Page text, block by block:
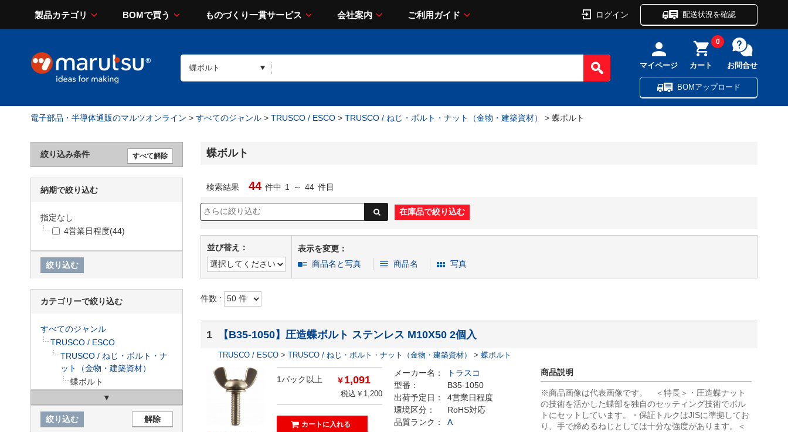
製品カテゴリ BOMで買う ものづくり一貫サービス 会社案内 ご利用ガイド ログイン 配送状況を確認
マイページ カート
0
お問合せ
BOMアップロード
電子部品・半導体通販のマルツオンライン > すべてのジャンル > TRUSCO / ESCO > TRUSCO / ねじ・ボルト・ナット（金物・建築資材） > 蝶ボルト
蝶ボルト
検索結果 44 件中 1 ～ 44 件目
並び替え：
表示を変更：
商品名と写真
商品名 写真
件数 :
1 【B35-1050】圧造蝶ボルト ステンレス M10X50 2個入
TRUSCO / ESCO > TRUSCO / ねじ・ボルト・ナット（金物・建築資材） > 蝶ボルト
1パック以上 ￥1,091
税込￥1,200
メーカー名：
トラスコ
型番：
B35-1050
出荷予定日：
4営業日程度
環境区分：
RoHS対応
品質ランク：
A
商品説明
※商品画像は代表画像です。 ＜特長＞・圧造蝶ナット
の技術を活かした蝶部を独自のセッティング技術でボル
トにセットしています。・保証トルクはJISに準拠してお
り、手で締めるねじとしては十分な強度があります。＜
絞り込み条件
納期で絞り込む
指定なし
4営業日程度(44)
カテゴリーで絞り込む
すべてのジャンル
TRUSCO / ESCO
TRUSCO / ねじ・ボルト・ナ
ット（金物・建築資材）
蝶ボルト